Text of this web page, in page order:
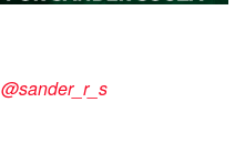
@sander_r_s